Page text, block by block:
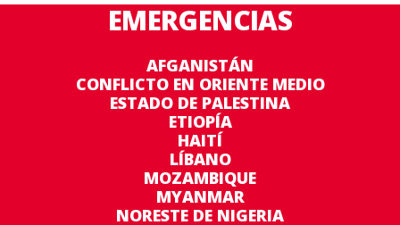
EMERGENCIAS
AFGANISTÁN
CONFLICTO EN ORIENTE MEDIO
ESTADO DE PALESTINA
ETIOPÍA
HAITÍ
LÍBANO
MOZAMBIQUE
MYANMAR
NORESTE DE NIGERIA